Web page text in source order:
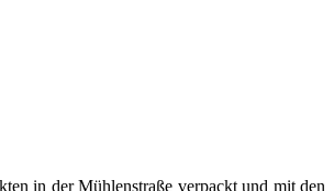
in der Mühlenstraße verpackt und mit den